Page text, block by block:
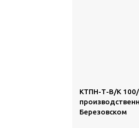
КТПН-Т-В/К
Березовском